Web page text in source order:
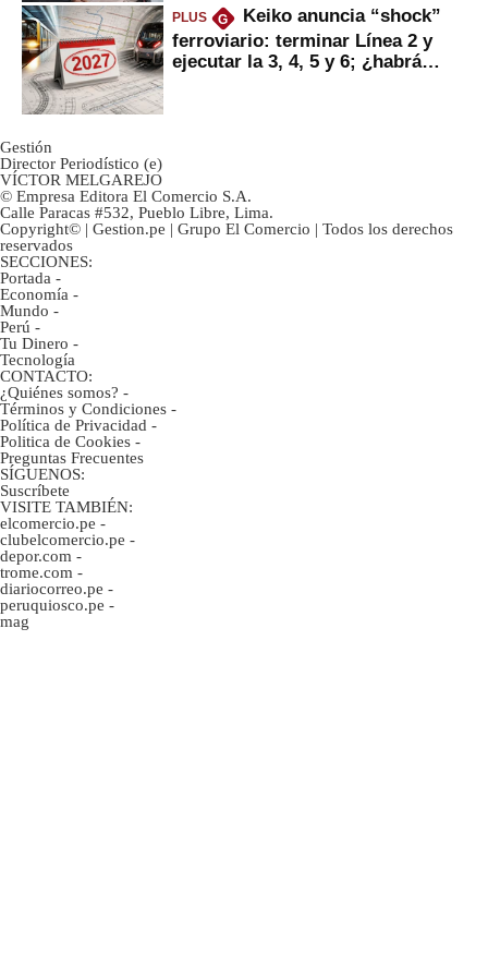
PLUS G
Keiko anuncia “shock”
ferroviario: terminar Línea 2 y
ejecutar la 3, 4, 5 y 6; ¿habrá
Gestión
Director Periodístico (e)
VÍCTOR MELGAREJO
© Empresa Editora El Comercio S.A.
Calle Paracas #532, Pueblo Libre, Lima.
Copyright© | Gestion.pe | Grupo El Comercio | Todos los derechos
reservados
SECCIONES:
Portada -
Economía -
Mundo -
Perú -
Tu Dinero -
Tecnología
CONTACTO:
¿Quiénes somos? -
Términos y Condiciones -
Política de Privacidad -
Politica de Cookies -
Preguntas Frecuentes
SÍGUENOS:
Suscríbete
VISITE TAMBIÉN:
elcomercio.pe -
clubelcomercio.pe -
depor.com -
trome.com -
diariocorreo.pe -
peruquiosco.pe -
mag